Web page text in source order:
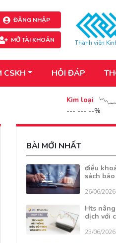
ĐĂNG NHẬP
MỞ TÀI KHOẢN Thành viên
CSKH HỎI ĐÁP
Kim loại
--- --- --%
BÀI MỚI NHẤT
điều
sách
26/06/2026
Hts
dịch với
23/06/2026